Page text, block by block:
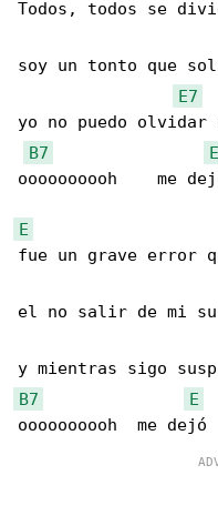
Todos, todos se
soy un tonto que
E7
yo no puedo olvidar
B7
E
oooooooooh    me
E
fue un grave error
el no salir de mi
B7
E